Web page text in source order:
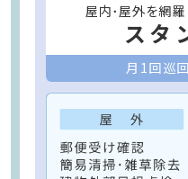
屋内･屋外を網
スタ
月1回巡